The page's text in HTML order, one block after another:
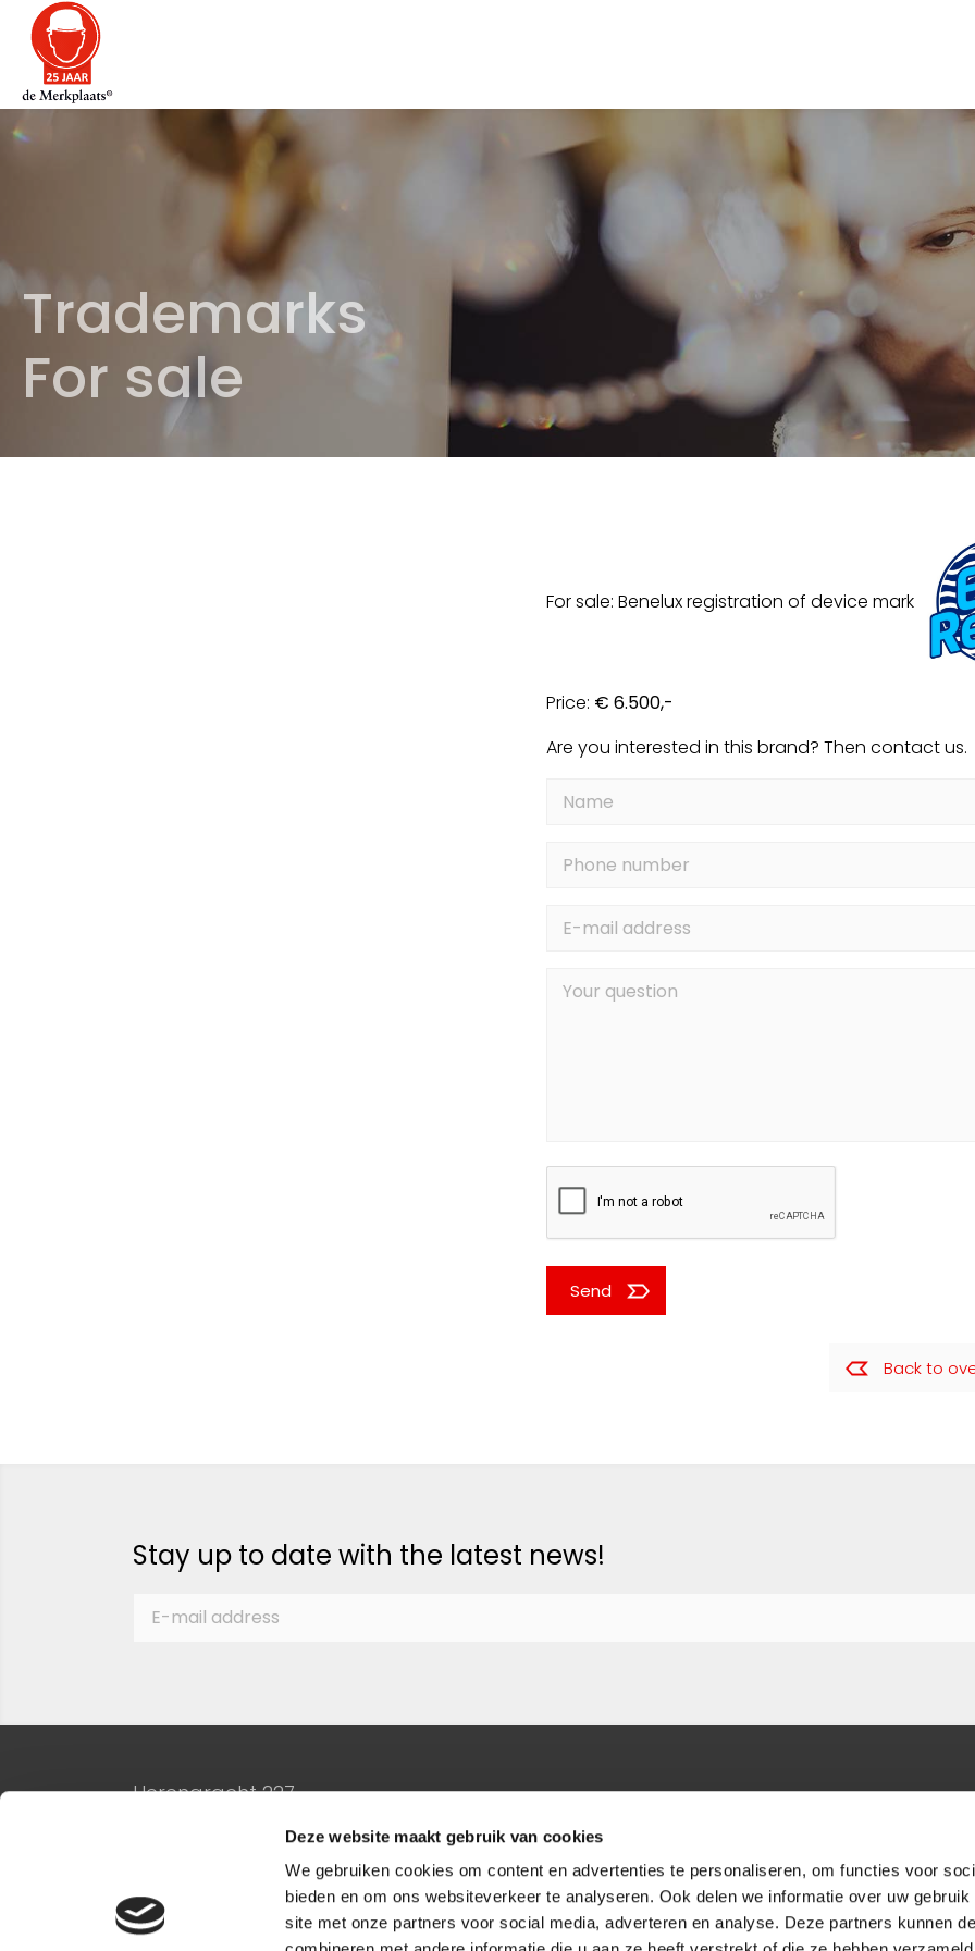
Deze website maakt gebruik van cookies
We gebruiken cookies om content en advertenties te personaliseren, om functies voor
bieden en om ons websiteverkeer te analyseren. Ook delen we informatie over uw gebruik
site met onze partners voor social media, adverteren en analyse. Deze partners kunnen
Trademarks
For sale
For sale: Benelux registration of device mark
Price: € 6.500,-
Are you interested in this brand? Then contact us.
Send
Back to
Stay up to date with the latest news!
Herengracht 227